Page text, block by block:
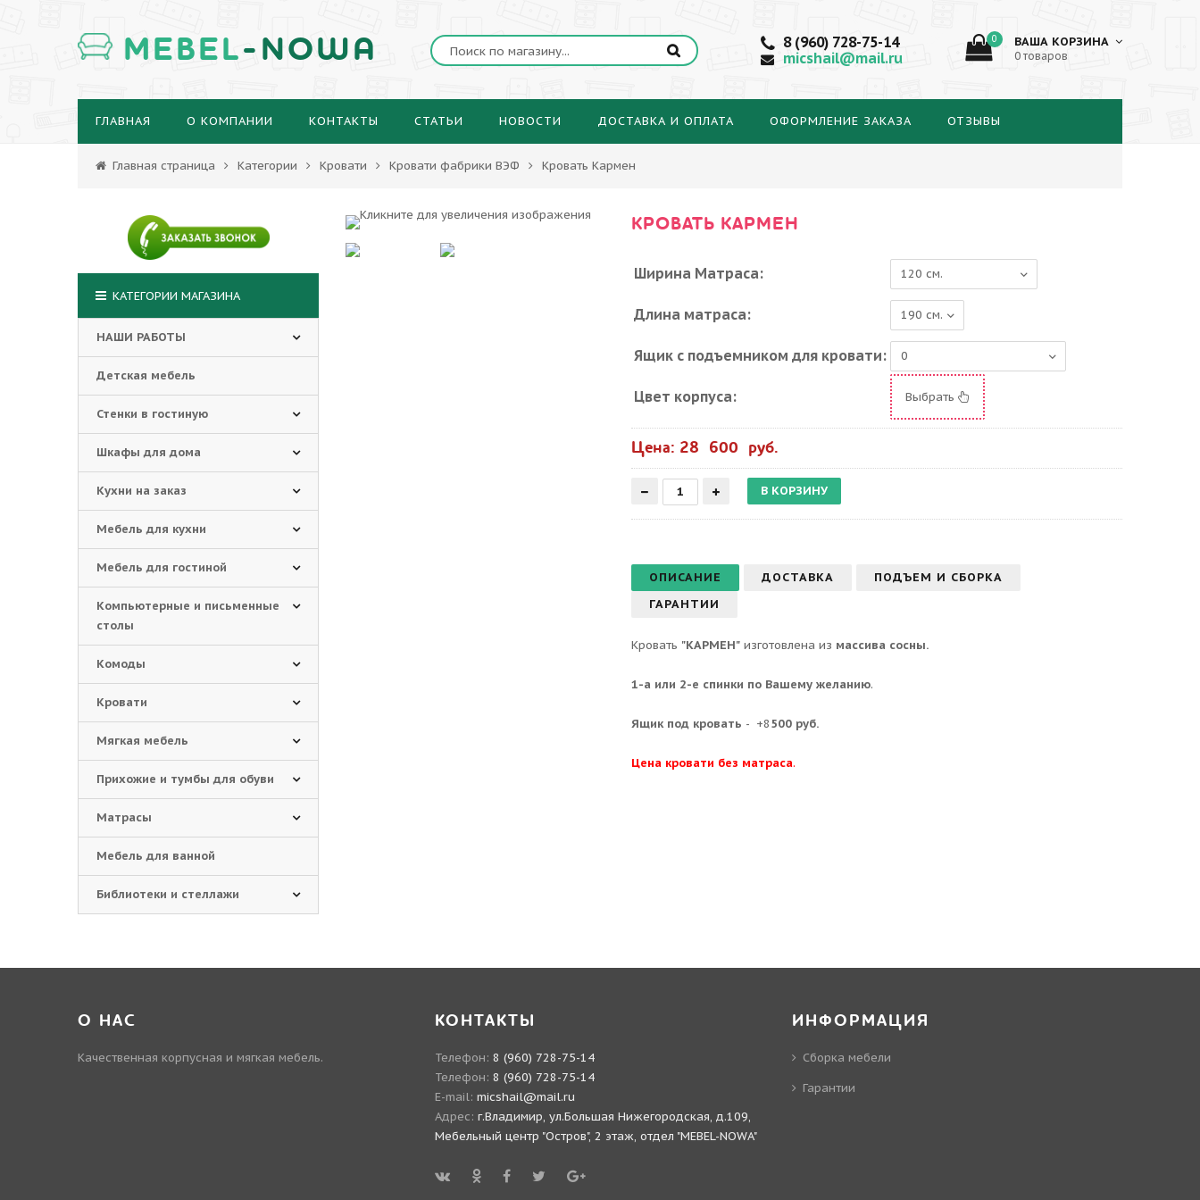
MEBEL-NOWA
8 (960) 728-75-14
micshail@mail.ru
0 ВАША КОРЗИНА
0 товаров
ГЛАВНАЯ О КОМПАНИИ КОНТАКТЫ СТАТЬИ НОВОСТИ ДОСТАВКА И ОПЛАТА ОФОРМЛЕНИЕ ЗАКАЗА ОТЗЫВЫ
Главная страница Категории Кровати Кровати фабрики ВЭФ Кровать Кармен
КРОВАТЬ КАРМЕН
Ширина Матраса:
Длина матраса:
Ящик с подъемником для кровати:
Цвет корпуса: Выбрать
Цена: 28 600 руб.
ОПИСАНИЕ ДОСТАВКА
ПОДЪЕМ И СБОРКА
ГАРАНТИИ
Кровать "КАРМЕН" изготовлена из массива сосны.
1-а или 2-е спинки по Вашему желанию.
Ящик под кровать - +8500 руб.
Цена кровати без матраса.
КАТЕГОРИИ МАГАЗИНА
НАШИ РАБОТЫ
Детская мебель
Стенки в гостиную
Шкафы для дома
Кухни на заказ
Мебель для кухни
Мебель для гостиной
Компьютерные и письменные
столы
Комоды
Кровати
Мягкая мебель
Прихожие и тумбы для обуви
Матрасы
Мебель для ванной
Библиотеки и стеллажи
О НАС
Качественная корпусная и мягкая мебель.
КОНТАКТЫ
Телефон: 8 (960) 728-75-14
Телефон: 8 (960) 728-75-14
E-mail: micshail@mail.ru
Адрес: г.Владимир, ул.Большая Нижегородская, д.109,
Мебельный центр "Остров", 2 этаж, отдел "MEBEL-NOWA"
ИНФОРМАЦИЯ
Сборка мебели
Гарантии